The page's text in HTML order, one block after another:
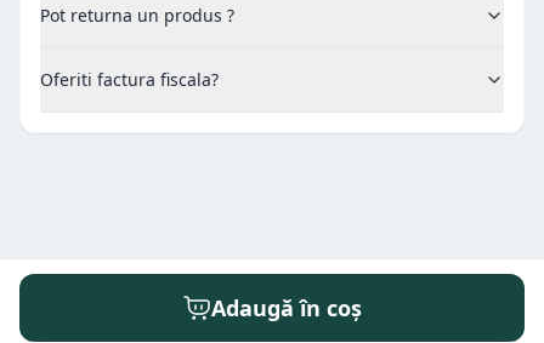
Pot returna un produs ?
Oferiti factura fiscala?
Adaugă în coș